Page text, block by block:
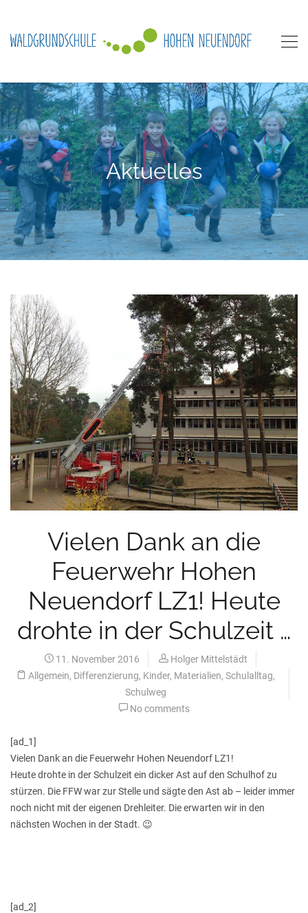
Aktuelles
Vielen Dank an die
Feuerwehr Hohen
Neuendorf LZ1! Heute
drohte in der Schulzeit …
11. November 2016
Holger Mittelstädt
Allgemein, Differenzierung, Kinder, Materialien, Schulalltag,
Schulweg
No comments
[ad_1]
Vielen Dank an die Feuerwehr Hohen Neuendorf LZ1!
Heute drohte in der Schulzeit ein dicker Ast auf den Schulhof zu
stürzen. Die FFW war zur Stelle und sägte den Ast ab – leider immer
noch nicht mit der eigenen Drehleiter. Die erwarten wir in den
nächsten Wochen in der Stadt. 😉
[ad_2]